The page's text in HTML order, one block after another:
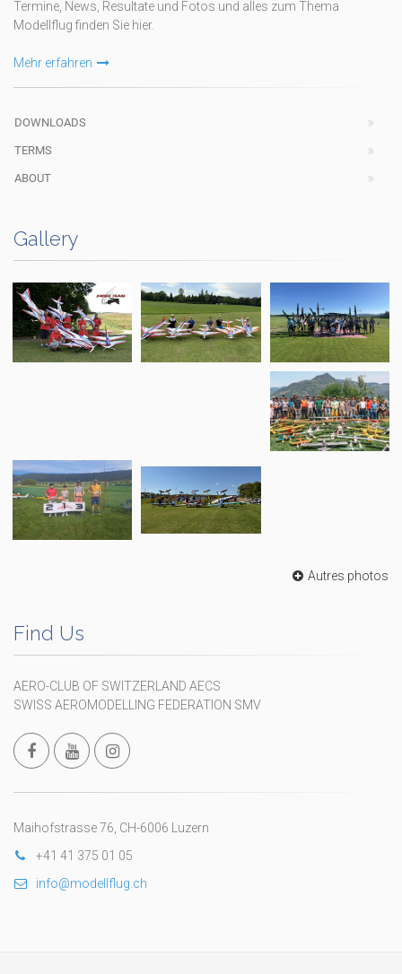
Termine, News, Resultate und Fotos und alles zum Thema
Modellflug finden Sie hier.
Mehr erfahren
DOWNLOADS
TERMS
ABOUT
Gallery
Autres photos
Find Us
AERO-CLUB OF SWITZERLAND AECS
SWISS AEROMODELLING FEDERATION SMV
Maihofstrasse 76, CH-6006 Luzern
+41 41 375 01 05
info@modellflug.ch